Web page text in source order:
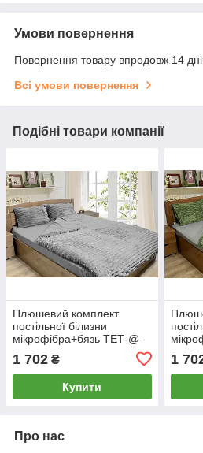
Умови повернення
Повернення товару впродовж 14
Всі умови повернення
Подібні товари компанії
Плюшевий комплект
постільної білизни
мікрофібра+бязь ТЕТ-@-
ТЕТ Срібло (євро розмір)
1 702 ₴
Купити
1
Про нас